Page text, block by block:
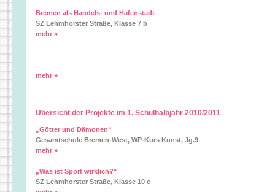
Bremen als Handels- und Hafenstadt
SZ Lehmhorster Straße, Klasse 7 b
mehr »
mehr »
Übersicht der Projekte im 1. Schulhalbjahr 2010/2011
„Götter und Dämonen“
Gesamtschule Bremen-West, WP-Kurs Kunst, Jg.9
mehr »
„Was ist Sport wirklich?“
SZ Lehmhorster Straße, Klasse 10 e